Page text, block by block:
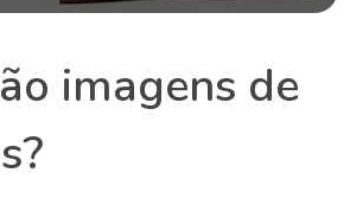
imagens de